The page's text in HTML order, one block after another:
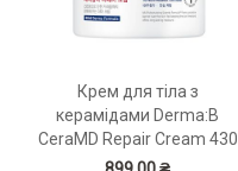
Крем для тіла з
керамідами Derma:B
CeraMD Repair Cream 430
мл